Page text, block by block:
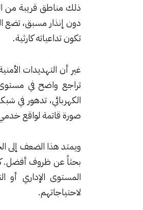
ذلك مناطق قريبة من
دون إنذار مسبق، تضع
تكون تداعياته كارثية.
غير أن التهديدات
تراجع واضح في مستوى
الكهربائي، تدهور في
صورة قاتمة لواقع
ويمتد هذا الضعف إلى
بحثاً عن ظروف أفضل.
المستوى الإداري
لاحتياجاتهم.